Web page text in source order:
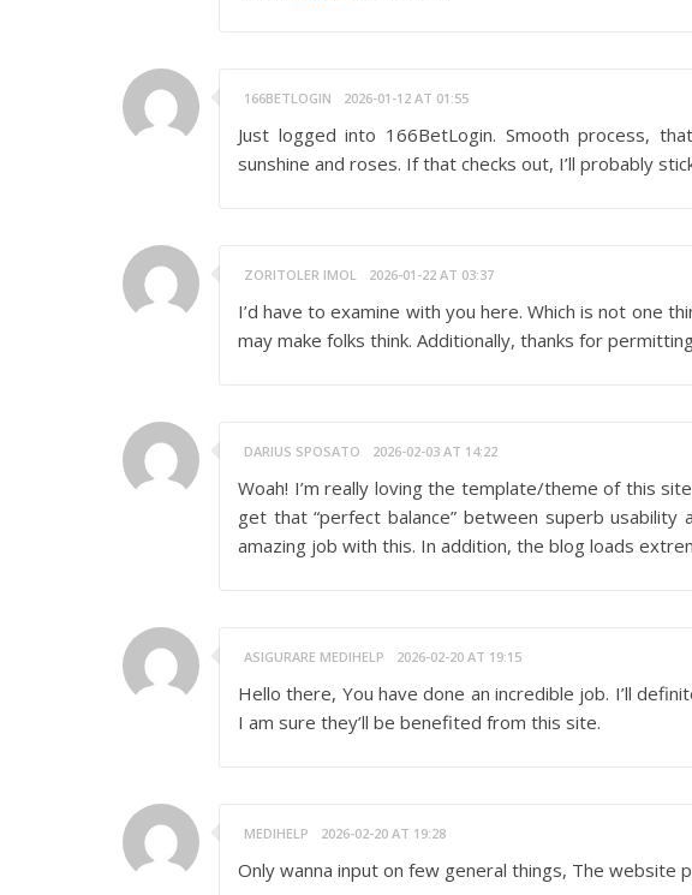
166BETLOGIN 2026-01-12 AT 01:55
Just logged into 166BetLogin. Smooth process,
sunshine and roses. If that checks out, I’ll probably
ZORITOLER IMOL 2026-01-22 AT 03:37
I’d have to examine with you here. Which is not one
may make folks think. Additionally, thanks for
DARIUS SPOSATO 2026-02-03 AT 14:22
Woah! I’m really loving the template/theme of this
get that “perfect balance” between superb usability
amazing job with this. In addition, the blog loads
ASIGURARE MEDIHELP 2026-02-20 AT 19:15
Hello there, You have done an incredible job. I’ll
I am sure they’ll be benefited from this site.
MEDIHELP 2026-02-20 AT 19:28
Only wanna input on few general things, The